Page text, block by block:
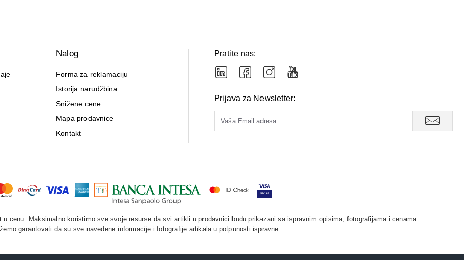
Nalog
Forma za reklamaciju
Istorija narudžbina
Snižene cene
Mapa prodavnice
Kontakt
Pratite nas:
Prijava za Newsletter:
cenu. Maksimalno koristimo sve svoje resurse da svi artikli u prodavnici budu prikazani sa ispravnim opisima, fotografijama i cenama.
garantovati da su sve navedene informacije i fotografije artikala u potpunosti ispravne.